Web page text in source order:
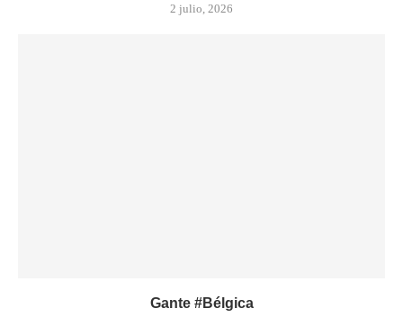
2 julio, 2026
Gante #Bélgica